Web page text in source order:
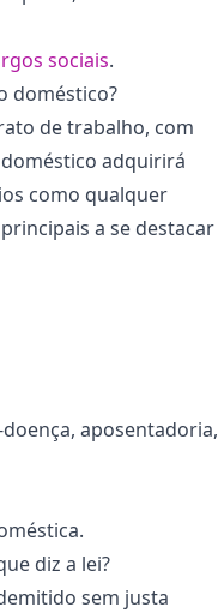
sociais.
doméstico?
de trabalho, com
adquirirá
como qualquer
a se destacar
aposentadoria,
diz a lei?
sem justa